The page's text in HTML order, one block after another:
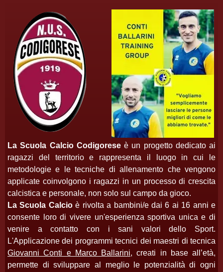
La Scuola Calcio Codigoreseè un progetto dedicato ai
ragazzi del territorio e rappresenta il luogo in cui le
metodologie e le tecniche di allenamento che vengono
applicate coinvolgono i ragazzi in un processo di crescita
calcistica e personale, non solo sul campo da gioco.
La Scuola Calcioè rivolta a bambini/e dai 6 ai 16 anni e
consente loro di vivere un'esperienza sportiva unica e di
venire a contatto con i sani valori dello Sport.
L'Applicazione dei programmi tecnici dei maestri di tecnica
Giovanni Conti e Marco Ballarini, creati in base all’età,
permette di sviluppare al meglio le potenzialità di ogni